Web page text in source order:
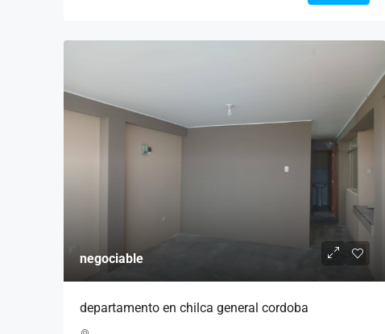
negociable
departamento en chilca general cordoba